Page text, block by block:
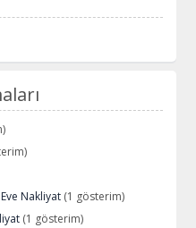
Nakliyat (1 gösterim)
(1 gösterim)